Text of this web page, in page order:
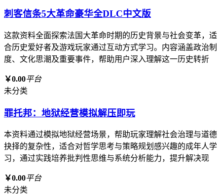
刺客信条5大革命豪华全DLC中文版
这款资料全面探索法国大革命时期的历史背景与社会变革，适
合历史爱好者及游戏玩家通过互动方式学习。内容涵盖政治制
度、文化思潮及重要事件，帮助用户深入理解这一历史转折
￥0.00平台
未分类
罪托邦：地狱经营模拟解压即玩
本资料通过模拟地狱经营场景，帮助玩家理解社会治理与道德
抉择的复杂性，适合对哲学思考与策略规划感兴趣的成年人学
习，通过实践培养批判性思维与系统分析能力，提升解决现
￥0.00平台
未分类